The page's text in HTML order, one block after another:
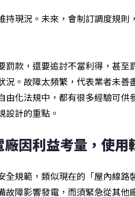
持現況。未來，會制訂調度規則
罰款，還要追討不當利得，甚至
況。故障太頻繁，代表業者未善
由化法規中，都有很多經驗可
設計的重點。
因利益考量，使用
全規範，類似現在的「屋內線路
故障影響發電，而須緊急從其他